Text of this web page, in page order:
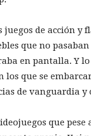
de acción y
que no
en pantalla. Y
que se
de vanguardia
que